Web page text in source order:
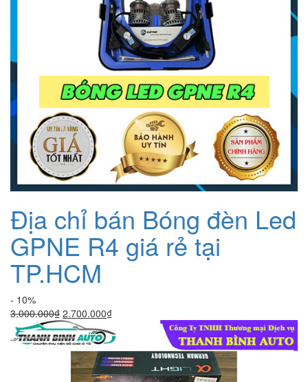
Địa chỉ bán Bóng đèn Led
GPNE R4 giá rẻ tại
TP.HCM
- 10%
3.000.000₫ Giá
gốc
là:
3.000.000₫.
2.700.000₫Giá
tại
là:
2.700.000₫.